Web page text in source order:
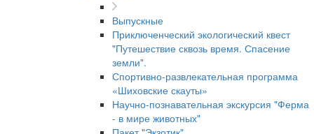
Выпускные
Приключенческий экологический квест
"Путешествие сквозь время. Спасение
земли".
Спортивно-развлекательная программа
«Шиховские скауты»
Научно-познавательная экскурсия "Ферма
- в мире животных"